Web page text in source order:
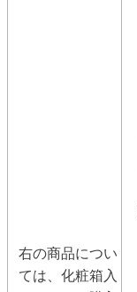
右の商品につい
ては、化粧箱入